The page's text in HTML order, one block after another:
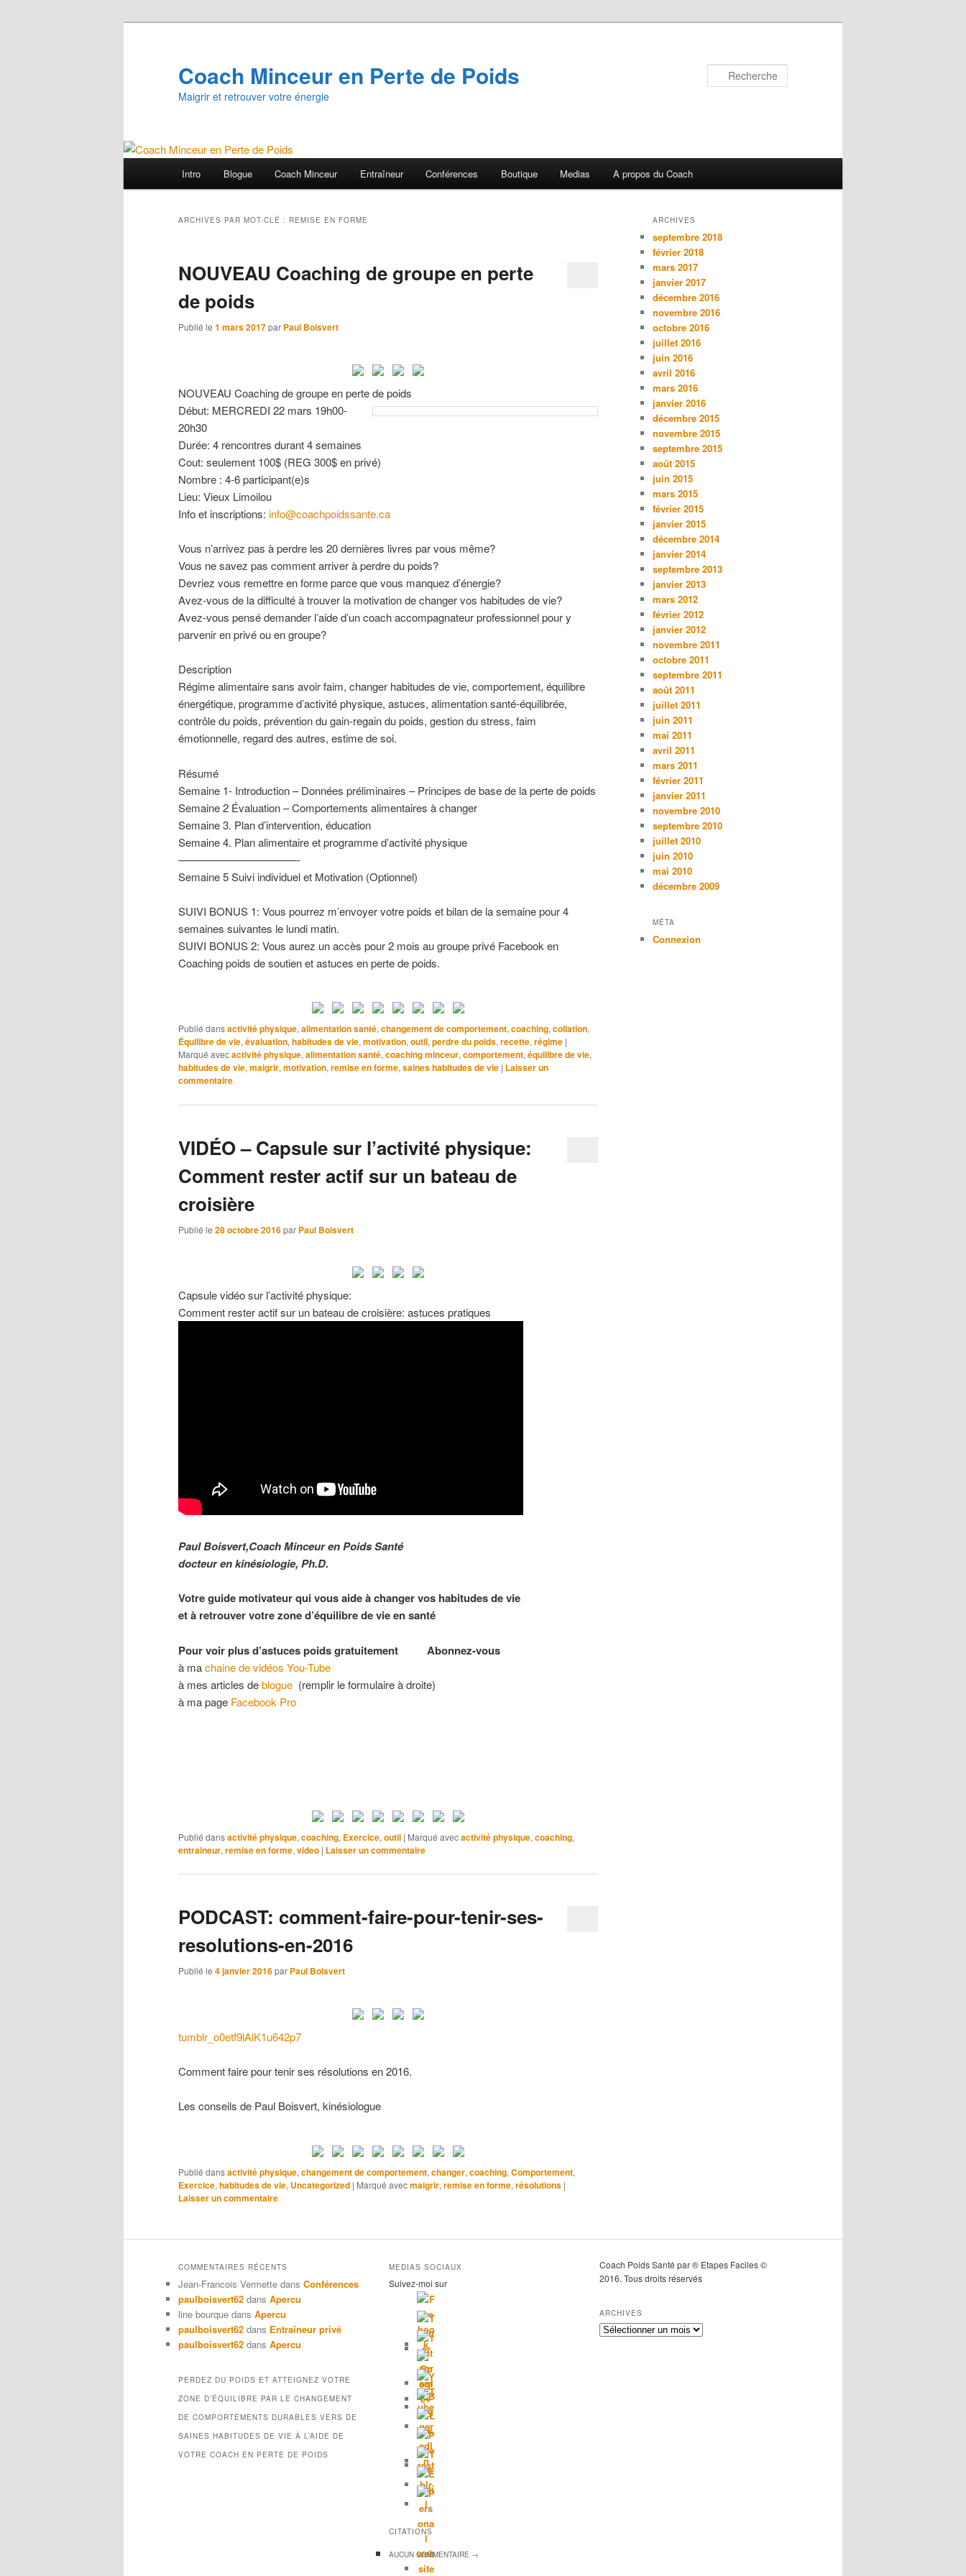
Coach Minceur en Perte de Poids
Maigrir et retrouver votre énergie
Intro Blogue Coach Minceur Entraîneur Conférences Boutique Medias A propos du Coach
ARCHIVES PAR MOT-CLÉ : REMISE EN FORME
NOUVEAU Coaching de groupe en perte
de poids
Publié le 1 mars 2017par Paul Boisvert
NOUVEAU Coaching de groupe en perte de poids
Début: MERCREDI 22 mars 19h00-
20h30
Durée: 4 rencontres durant 4 semaines
Cout: seulement 100$ (REG 300$ en privé)
Nombre : 4-6 participant(e)s
Lieu: Vieux Limoilou
Info et inscriptions: info@coachpoidssante.ca
Vous n’arrivez pas à perdre les 20 dernières livres par vous même?
Vous ne savez pas comment arriver à perdre du poids?
Devriez vous remettre en forme parce que vous manquez d’énergie?
Avez-vous de la difficulté à trouver la motivation de changer vos habitudes de vie?
Avez-vous pensé demander l’aide d’un coach accompagnateur professionnel pour y
parvenir en privé ou en groupe?
Description
Régime alimentaire sans avoir faim, changer habitudes de vie, comportement, équilibre
énergétique, programme d’activité physique, astuces, alimentation santé-équilibrée,
contrôle du poids, prévention du gain-regain du poids, gestion du stress, faim
émotionnelle, regard des autres, estime de soi.
Résumé
Semaine 1- Introduction – Données préliminaires – Principes de base de la perte de poids
Semaine 2 Évaluation – Comportements alimentaires à changer
Semaine 3. Plan d’intervention, éducation
Semaine 4. Plan alimentaire et programme d’activité physique
———————————-
Semaine 5 Suivi individuel et Motivation (Optionnel)
SUIVI BONUS 1: Vous pourrez m’envoyer votre poids et bilan de la semaine pour 4
semaines suivantes le lundi matin.
SUIVI BONUS 2: Vous aurez un accès pour 2 mois au groupe privé Facebook en
Coaching poids de soutien et astuces en perte de poids.
Publié dansactivité physique,alimentation santé,changement de comportement,coaching,collation,
Équilibre de vie,évaluation,habitudes de vie,motivation,outil,perdre du poids,recette,régime |
Marqué avecactivité physique,alimentation santé,coaching minceur,comportement,équilibre de vie,
habitudes de vie,maigrir,motivation,remise en forme,saines habitudes de vie | Laisser un
commentaire
VIDÉO – Capsule sur l’activité physique:
Comment rester actif sur un bateau de
croisière
Publié le 28 octobre 2016par Paul Boisvert
Capsule vidéo sur l’activité physique:
Comment rester actif sur un bateau de croisière: astuces pratiques
Paul Boisvert,Coach Minceur en Poids Santé
docteur en kinésiologie, Ph.D.
Votre guide motivateur qui vous aide à changer vos habitudes de vie
et à retrouver votre zone d’équilibre de vie en santé
Pour voir plus d’astuces poids gratuitement Abonnez-vous
à machaine de vidéos You-Tube
à mes articles deblogue (remplir le formulaire à droite)
à ma page Facebook Pro
Publié dansactivité physique, coaching, Exercice, outil | Marqué avecactivité physique, coaching,
entraineur, remise en forme, video | Laisser un commentaire
PODCAST: comment-faire-pour-tenir-ses-
resolutions-en-2016
Publié le 4 janvier 2016par Paul Boisvert
tumblr_o0etf9lAlK1u642p7
Comment faire pour tenir ses résolutions en 2016.
Les conseils de Paul Boisvert, kinésiologue
Publié dansactivité physique, changement de comportement, changer, coaching, Comportement,
Exercice, habitudes de vie, Uncategorized | Marqué avecmaigrir, remise en forme, résolutions |
Laisser un commentaire
ARCHIVES
septembre 2018
février 2018
mars 2017
janvier 2017
décembre 2016
novembre 2016
octobre 2016
juillet 2016
juin 2016
avril 2016
mars 2016
janvier 2016
décembre 2015
novembre 2015
septembre 2015
août 2015
juin 2015
mars 2015
février 2015
janvier 2015
décembre 2014
janvier 2014
septembre 2013
janvier 2013
mars 2012
février 2012
janvier 2012
novembre 2011
octobre 2011
septembre 2011
août 2011
juillet 2011
juin 2011
mai 2011
avril 2011
mars 2011
février 2011
janvier 2011
novembre 2010
septembre 2010
juillet 2010
juin 2010
mai 2010
décembre 2009
MÉTA
Connexion
COMMENTAIRES RÉCENTS
Jean-Francois Vermette dans Conférences
paulboisvert62 dans Apercu
line bourque dans Apercu
paulboisvert62 dans Entraîneur privé
paulboisvert62 dans Apercu
PERDEZ DU POIDS ET ATTEIGNEZ VOTRE
ZONE D’ÉQUILIBRE PAR LE CHANGEMENT
DE COMPORTEMENTS DURABLES VERS DE
SAINES HABITUDES DE VIE À L’AIDE DE
VOTRE COACH EN PERTE DE POIDS
MEDIAS SOCIAUX
Suivez-moi sur
CITATIONS
AUCUN COMMENTAIRE →
Coach Poids Santé par ® Etapes Faciles ©
2016. Tous droits réservés
ARCHIVES
A